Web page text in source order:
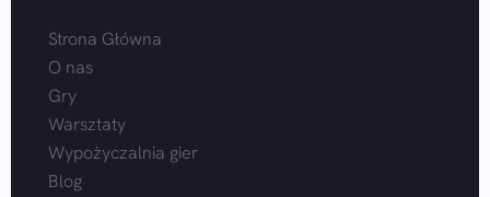
Strona Główna
O nas
Gry
Warsztaty
Wypożyczalnia gier
Blog